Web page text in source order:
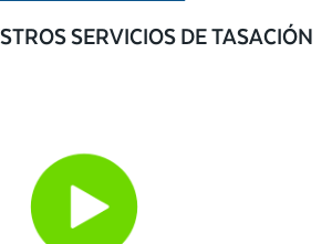
SERVICIOS DE TASACIÓN